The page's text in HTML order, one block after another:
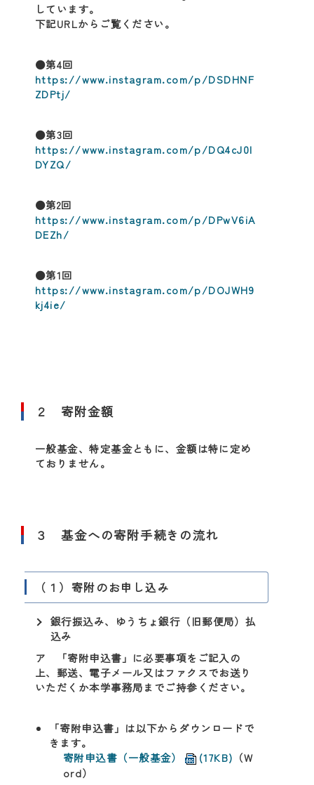
しています。
下記URLからご覧ください。
●第4回
https://www.instagram.com/p/DSDHNF
ZDPtj/
●第3回
https://www.instagram.com/p/DQ4cJ0I
DYZQ/
●第2回
https://www.instagram.com/p/DPwV6iA
DEZh/
●第1回
https://www.instagram.com/p/DOJWH9
kj4ie/
２ 寄附金額
一般基金、特定基金ともに、金額は特に定め
ておりません。
３ 基金への寄附手続きの流れ
（１）寄附のお申し込み
銀行振込み、ゆうちょ銀行（旧郵便局）払
込み
ア 「寄附申込書」に必要事項をご記入の
上、郵送、電子メール又はファクスでお送り
いただくか本学事務局までご持参ください。
「寄附申込書」は以下からダウンロードで
きます。
寄附申込書（一般基金）
(17KB) （W
ord）